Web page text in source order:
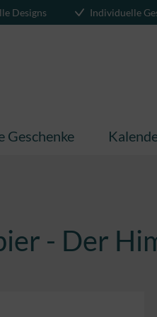
Designs Individuelle
Geschenke
- Der